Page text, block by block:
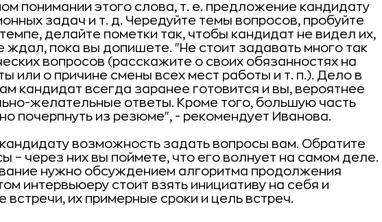
понимании этого слова, т. е. предложение кандидату
задач и т. д. Чередуйте темы вопросов, пробуйте
делайте пометки так, чтобы кандидат не видел их,
ждал, пока вы допишете. "Не стоит задавать много так
вопросов (расскажите о своих обязанностях на
или о причине смены всех мест работы и т. п.). Дело в
кандидат всегда заранее готовится и вы, вероятнее
желательные ответы. Кроме того, большую часть
почерпнуть из резюме", - рекомендует Иванова.
возможность задать вопросы вам. Обратите
– через них вы поймете, что его волнует на самом деле.
нужно обсуждением алгоритма продолжения
интервьюеру стоит взять инициативу на себя и
встречи, их примерные сроки и цель встреч.